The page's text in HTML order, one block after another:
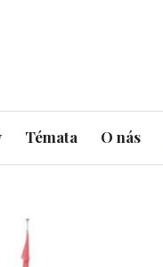
Témata O nás